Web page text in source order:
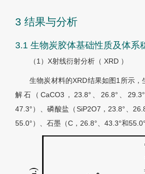
3 结果与分析
3.1 生物炭胶体基础性质及体系
（1）X射线衍射分析（ XRD ）
生物炭材料的XRD结果如图1所示，
解石（CaCO3，23.8°、26.8°、
47.3°）、磷酸盐（SiP2O7，23.8°、
55.0°）、石墨（C，26.8°、43.3°和